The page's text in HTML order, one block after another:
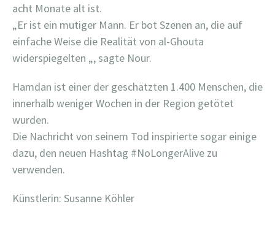
acht Monate alt ist.
„Er ist ein mutiger Mann. Er bot Szenen an, die auf
einfache Weise die Realität von al-Ghouta
widerspiegelten „, sagte Nour.
Hamdan ist einer der geschätzten 1.400 Menschen, die
innerhalb weniger Wochen in der Region getötet
wurden.
Die Nachricht von seinem Tod inspirierte sogar einige
dazu, den neuen Hashtag #NoLongerAlive zu
verwenden.
Künstlerin: Susanne Köhler